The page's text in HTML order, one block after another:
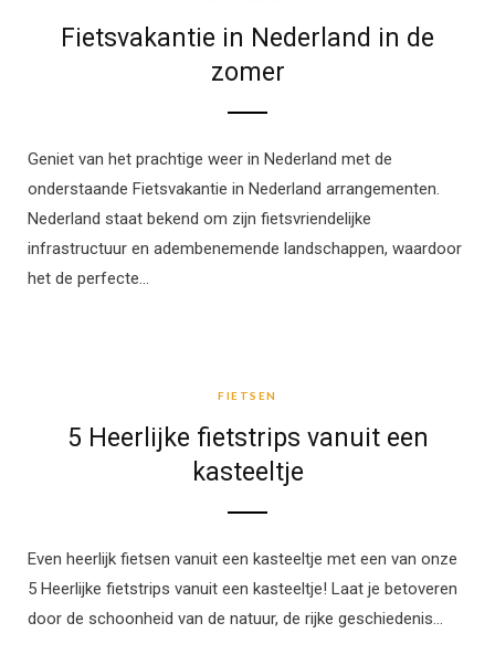
Fietsvakantie in Nederland in de
zomer
Geniet van het prachtige weer in Nederland met de
onderstaande Fietsvakantie in Nederland arrangementen.
Nederland staat bekend om zijn fietsvriendelijke
infrastructuur en adembenemende landschappen, waardoor
het de perfecte…
FIETSEN
5 Heerlijke fietstrips vanuit een
kasteeltje
Even heerlijk fietsen vanuit een kasteeltje met een van onze
5 Heerlijke fietstrips vanuit een kasteeltje! Laat je betoveren
door de schoonheid van de natuur, de rijke geschiedenis…